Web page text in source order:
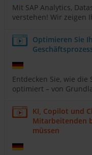
Mit SAP Analytics,
verstehen! Wir zeigen
Optimieren Sie
Entdecken Sie, wie die
optimiert – von
KI, Copilot und
Mitarbeitenden
müssen